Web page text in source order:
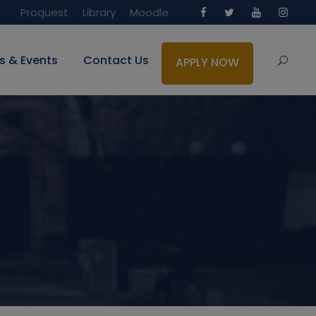
Proquest Library Moodle
& Events Contact Us APPLY NOW